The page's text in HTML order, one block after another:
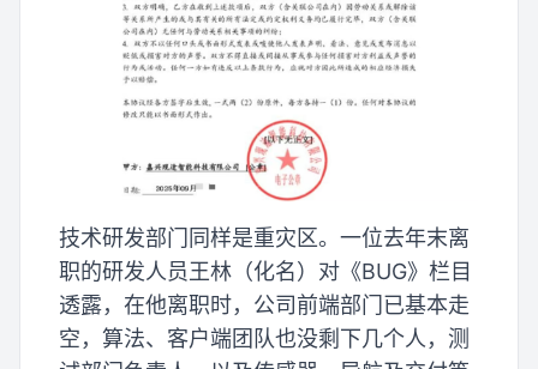
技术研发部门同样是重灾区。一位去年末离
职的研发人员王林（化名）对《BUG》栏目
透露，在他离职时，公司前端部门已基本走
空，算法、客户端团队也没剩下几个人，测